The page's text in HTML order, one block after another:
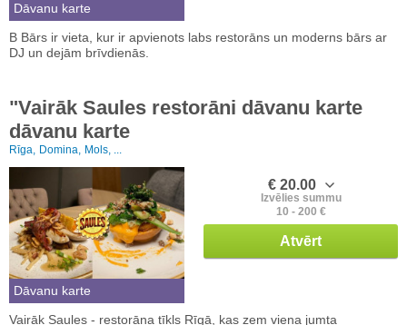
Dāvanu karte
B Bārs ir vieta, kur ir apvienots labs restorāns un moderns bārs ar
DJ un dejām brīvdienās.
"Vairāk Saules restorāni dāvanu karte
dāvanu karte
Rīga, Domina, Mols, ...
Dāvanu karte
€ 20.00
Izvēlies summu
10 - 200 €
Atvērt
Vairāk Saules - restorāna tīkls Rīgā, kas zem viena jumta